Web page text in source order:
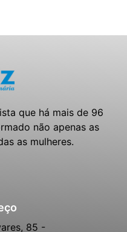
que há mais de 96
não apenas as
as mulheres.
85 -